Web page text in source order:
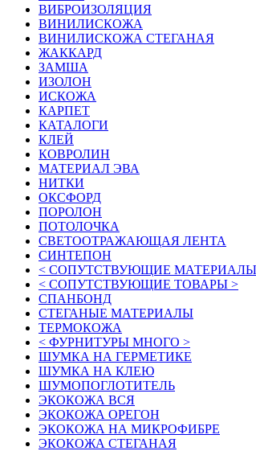
ВИБРОИЗОЛЯЦИЯ
ВИНИЛИСКОЖА
ВИНИЛИСКОЖА СТЕГАНАЯ
ЖАККАРД
ЗАМША
ИЗОЛОН
ИСКОЖА
КАРПЕТ
КАТАЛОГИ
КЛЕЙ
КОВРОЛИН
МАТЕРИАЛ ЭВА
НИТКИ
ОКСФОРД
ПОРОЛОН
ПОТОЛОЧКА
СВЕТООТРАЖАЮЩАЯ ЛЕНТА
СИНТЕПОН
< СОПУТСТВУЮЩИЕ МАТЕРИАЛЫ
< СОПУТСТВУЮЩИЕ ТОВАРЫ >
СПАНБОНД
СТЕГАНЫЕ МАТЕРИАЛЫ
ТЕРМОКОЖА
< ФУРНИТУРЫ МНОГО >
ШУМКА НА ГЕРМЕТИКЕ
ШУМКА НА КЛЕЮ
ШУМОПОГЛОТИТЕЛЬ
ЭКОКОЖА ВСЯ
ЭКОКОЖА ОРЕГОН
ЭКОКОЖА НА МИКРОФИБРЕ
ЭКОКОЖА СТЕГАНАЯ